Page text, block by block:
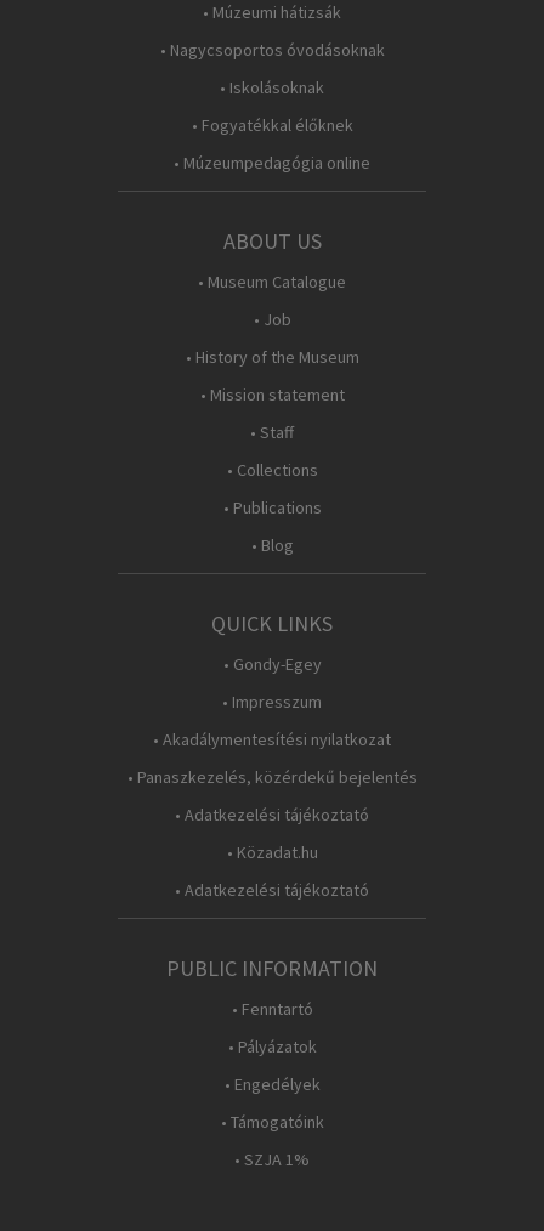
• Múzeumi hátizsák
• Nagycsoportos óvodásoknak
• Iskolásoknak
• Fogyatékkal élőknek
• Múzeumpedagógia online
ABOUT US
• Museum Catalogue
• Job
• History of the Museum
• Mission statement
• Staff
• Collections
• Publications
• Blog
QUICK LINKS
• Gondy-Egey
• Impresszum
• Akadálymentesítési nyilatkozat
• Panaszkezelés, közérdekű bejelentés
• Adatkezelési tájékoztató
• Közadat.hu
• Adatkezelési tájékoztató
PUBLIC INFORMATION
• Fenntartó
• Pályázatok
• Engedélyek
• Támogatóink
• SZJA 1%